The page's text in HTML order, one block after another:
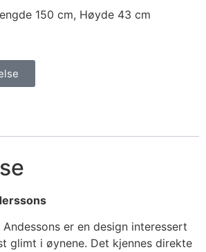
150 cm, Høyde 43 cm
Andessons er en design interessert
glimt i øynene. Det kjennes direkte